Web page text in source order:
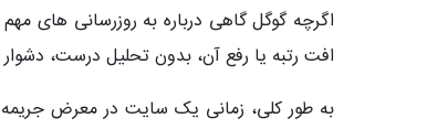
اگرچه گوگل گاهی درباره به‌ روزرسانی‌ های
افت رتبه یا رفع آن، بدون تحلیل درست،
به‌ طور کلی، زمانی یک سایت در معرض جریمه